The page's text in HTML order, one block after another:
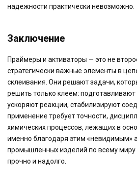
надежности практически невозможно.
Заключение
Праймеры и активаторы — это не
стратегически важные элементы в
склеивания. Они решают задачи,
решить только клеем:
ускоряют реакции, стабилизируют
применение требует точности,
химических процессов, лежащих в
именно благодаря этим «невидимым»
промышленных изделий по всему миру
прочно и надолго.